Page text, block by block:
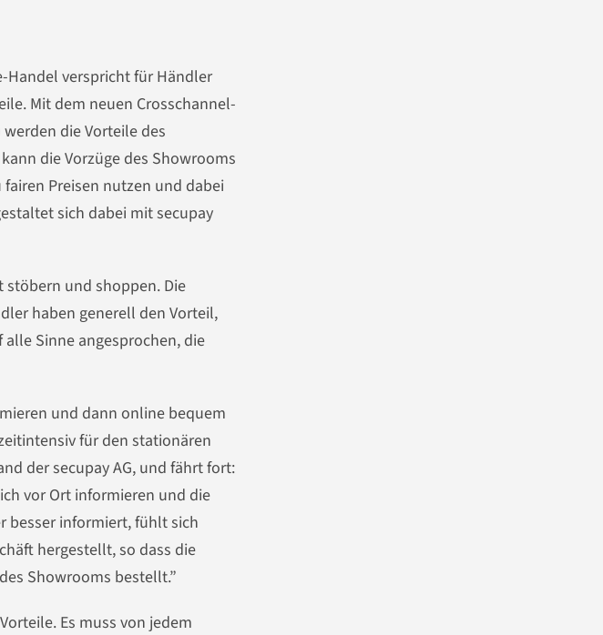
Handel verspricht für Händler
Mit dem neuen Crosschannel-
werden die Vorteile des
die Vorzüge des Showrooms
Preisen nutzen und dabei
sich dabei mit secupay
und shoppen. Die
haben generell den Vorteil,
Sinne angesprochen, die
und dann online bequem
für den stationären
der secupay AG, und fährt fort:
vor Ort informieren und die
besser informiert, fühlt sich
hergestellt, so dass die
Showrooms bestellt.”
Es muss von jedem